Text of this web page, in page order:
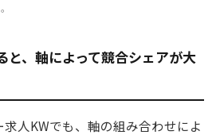
と、軸によって競合シェアが大
人KWでも、軸の組み合わせによ